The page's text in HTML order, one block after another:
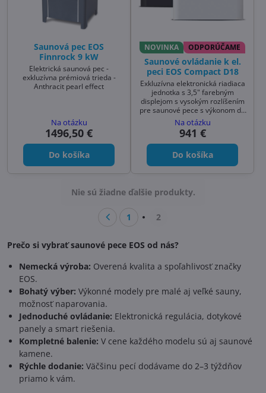
Saunová pec EOS
Finnrock 9 kW
Elektrická saunová pec -
exkluzívna prémiová trieda -
Anthracit pearl effect
Na otázku
1496,50 €
Do košíka
NOVINKA ODPORÚČAME
Saunové ovládanie k el.
peci EOS Compact D18
Exkluzívna elektronická riadiaca
jednotka s 3,5" farebným
displejom s vysokým rozlíšením
pre saunové pece s výkonom do
18kW
Na otázku
941 €
Do košíka
Nie sú žiadne ďalšie produkty.
1 2
Prečo si vybrať saunové pece EOS od nás?
Nemecká výroba: Overená kvalita a spoľahlivosť značky
EOS.
Bohatý výber: Výkonné modely pre malé aj veľké sauny,
možnosť naparovania.
Jednoduché ovládanie: Elektronická regulácia, dotykové
panely a smart riešenia.
Kompletné balenie: V cene každého modelu sú aj saunové
kamene.
Rýchle dodanie: Väčšinu pecí dodávame do 2–3 týždňov
priamo k vám.